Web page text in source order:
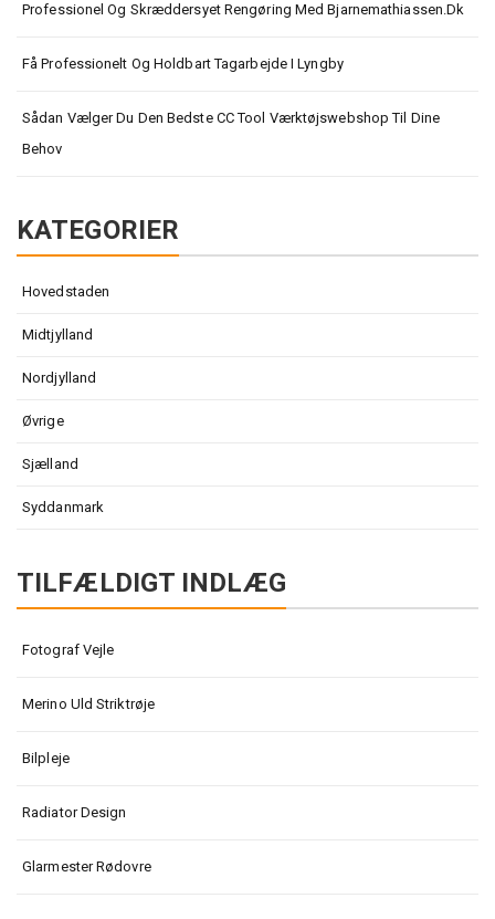
Professionel Og Skræddersyet Rengøring Med Bjarnemathiassen.dk
Få Professionelt Og Holdbart Tagarbejde I Lyngby
Sådan Vælger Du Den Bedste CC Tool Værktøjswebshop Til Dine
Behov
KATEGORIER
Hovedstaden
Midtjylland
Nordjylland
Øvrige
Sjælland
Syddanmark
TILFÆLDIGT INDLÆG
Fotograf Vejle
Merino Uld Striktrøje
Bilpleje
Radiator Design
Glarmester Rødovre